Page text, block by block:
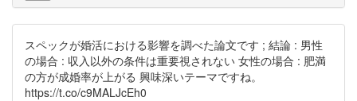
スペックが婚活における影響を調べた論文です ; 結論 : 男性
の場合 : 収入以外の条件は重要視されない 女性の場合 : 肥満
の方が成婚率が上がる 興味深いテーマですね。
https://t.co/c9MALJcEh0